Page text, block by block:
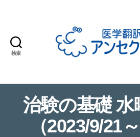
検索
学
訳
教
室
治験の基礎 水
（2023/9/21